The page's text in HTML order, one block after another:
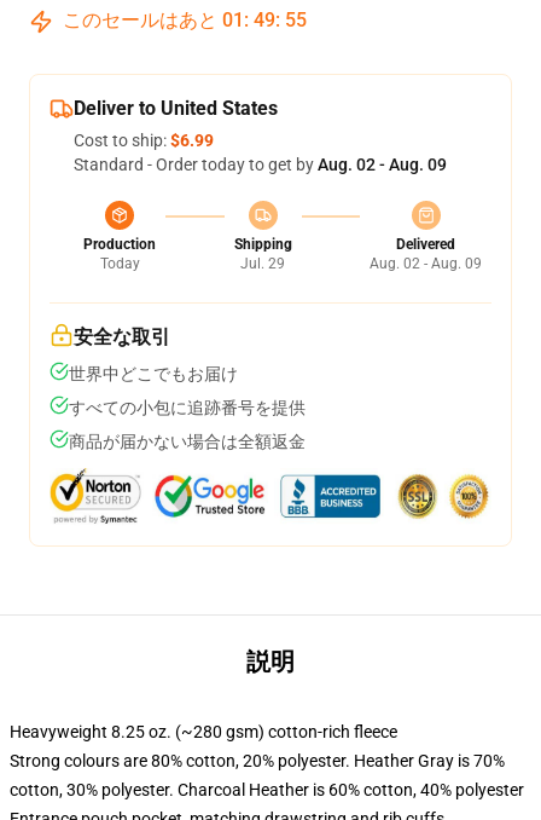
このセールはあと 01 : 49: 55
Deliver to United States
Cost to ship:$6.99
Standard - Order today to get byAug. 02 - Aug. 09
Production
Today
Shipping
Jul. 29
Delivered
Aug. 02 - Aug. 09
安全な取引
世界中どこでもお届け
すべての小包に追跡番号を提供
商品が届かない場合は全額返金
説明
Heavyweight 8.25 oz. (~280 gsm) cotton-rich fleece
Strong colours are 80% cotton, 20% polyester. Heather Gray is 70%
cotton, 30% polyester. Charcoal Heather is 60% cotton, 40% polyester